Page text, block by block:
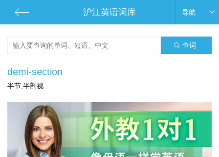
沪江英语词库 导航
查词
demi-section
半节,半剖视